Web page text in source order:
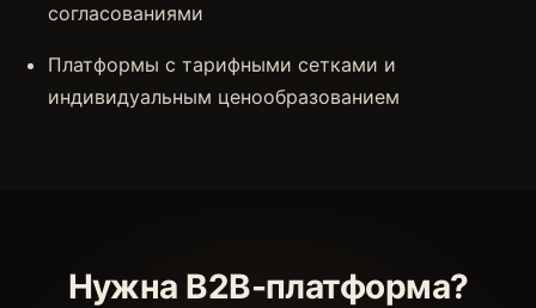
согласованиями
Платформы с тарифными сетками и
индивидуальным ценообразованием
Нужна B2B-платформа?